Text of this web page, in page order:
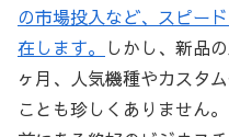
の市場投入など、スピー
在します。
しかし、新品
ヶ月、人気機種やカスタ
ことも珍しくありません